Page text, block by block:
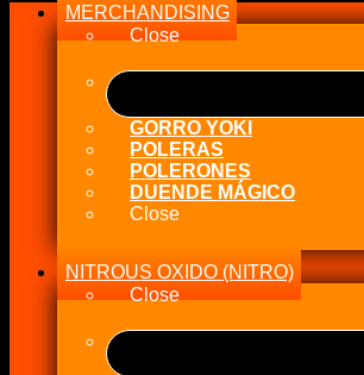
MERCHANDISING
Close
GORRO YOKI
POLERAS
POLERONES
DUENDE MÁGICO
Close
NITROUS OXIDO (NITRO)
Close